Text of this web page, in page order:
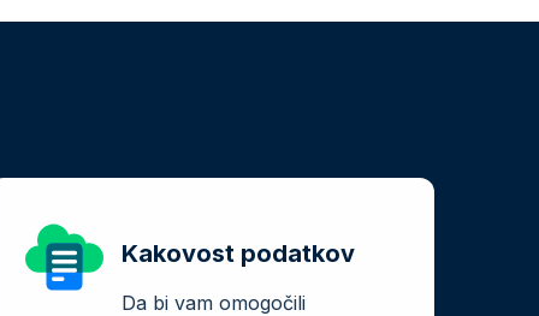
Kakovost podatkov
Da bi vam omogočili